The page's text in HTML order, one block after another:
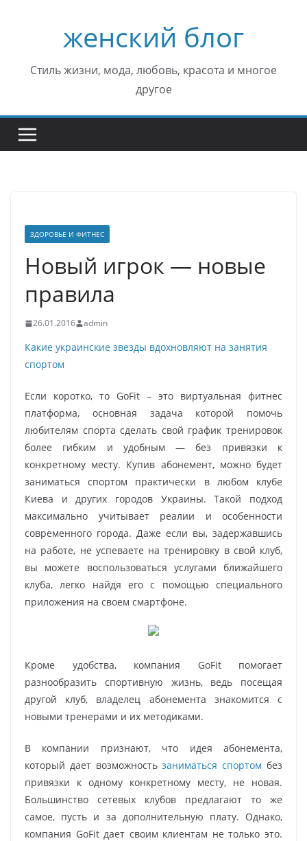
содержимомуженский блог
Стиль жизни, мода, любовь, красота и многое
другое
ЗДОРОВЬЕ И ФИТНЕС
Новый игрок — новые
правила
26.01.2016 admin
Какие украинские звезды вдохновляют на занятия
спортом
Если коротко, то GoFit – это виртуальная фитнес
платформа, основная задача которой помочь
любителям спорта сделать свой график тренировок
более гибким и удобным — без привязки к
конкретному месту. Купив абонемент, можно будет
заниматься спортом практически в любом клубе
Киева и других городов Украины. Такой подход
максимально учитывает реалии и особенности
современного города. Даже если вы, задержавшись
на работе, не успеваете на тренировку в свой клуб,
вы можете воспользоваться услугами ближайшего
клуба, легко найдя его с помощью специального
приложения на своем смартфоне.
Кроме удобства, компания GoFit помогает
разнообразить спортивную жизнь, ведь посещая
другой клуб, владелец абонемента знакомится с
новыми тренерами и их методиками.
В компании признают, что идея абонемента,
который дает возможностьзаниматься спортом без
привязки к одному конкретному месту, не новая.
Большинство сетевых клубов предлагают то же
самое, пусть и за дополнительную плату. Однако,
компания GoFit дает своим клиентам не только это.